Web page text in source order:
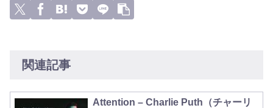
関連記事
Attention – Charlie Puth（チャーリ